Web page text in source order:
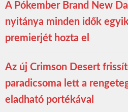
A Pókember Brand New
nyitánya minden idők
premierjét hozta el
Az új Crimson Desert
paradicsoma lett a
eladható portékával